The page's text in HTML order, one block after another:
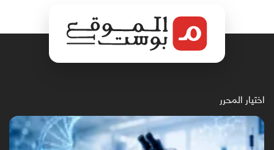
اختيار المحرر